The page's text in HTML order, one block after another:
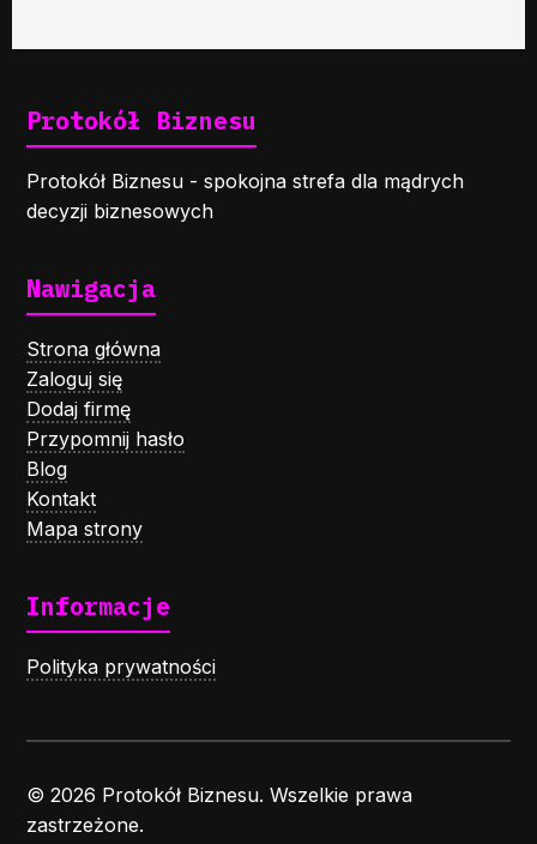
Protokół Biznesu
Protokół Biznesu - spokojna strefa dla mądrych
decyzji biznesowych
Nawigacja
Strona główna
Zaloguj się
Dodaj firmę
Przypomnij hasło
Blog
Kontakt
Mapa strony
Informacje
Polityka prywatności
© 2026 Protokół Biznesu. Wszelkie prawa
zastrzeżone.